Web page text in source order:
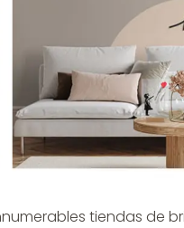
tiendas de